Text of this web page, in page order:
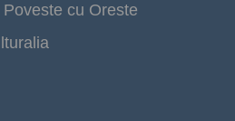
Poveste cu Oreste